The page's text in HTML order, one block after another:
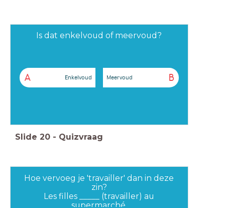
Is dat enkelvoud of meervoud?
A Enkelvoud B
Meervoud
Slide 20 - Quizvraag
Hoe vervoeg je 'travailler' dan in deze
zin?
Les filles _____ (travailler) au
supermarché.